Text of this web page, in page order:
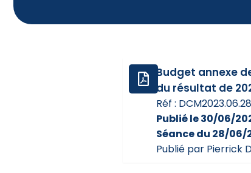
Budget annexe
du résultat de
Réf :
Publié le 30/06/
Séance du 28/06/
Publié par Pierrick